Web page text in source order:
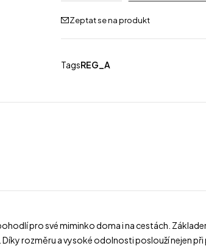
Zeptat se na produkt
TagsREG_A
pro své miminko doma i na cestách.
rozměru a vysoké odolnosti poslouží nejen